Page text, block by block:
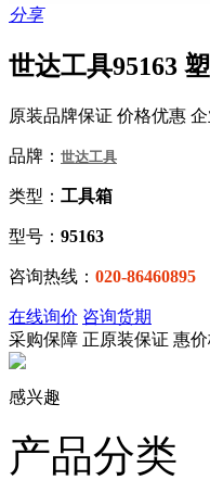
分享
世达工具95163
原装品牌保证 价格优惠
品牌： 世达工具
类型： 工具箱
型号： 95163
咨询热线： 020-86460895
在线询价 咨询货期
采购保障 正原装保证 惠
感兴趣
产品分类